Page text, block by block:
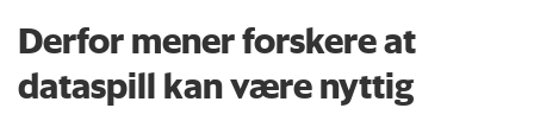
Derfor mener forskere at
dataspill kan være nyttig